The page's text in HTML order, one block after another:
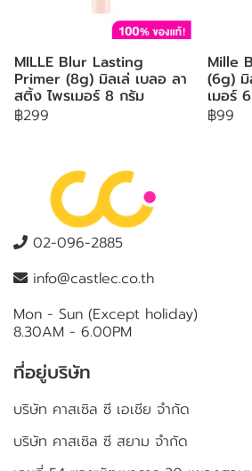
MILLE Blur Lasting
Primer (8g) มิลเล่ เบลอ ลา
สติ้ง ไพรเมอร์ 8 กรัม
฿299
Mille
(6g) มิ
เมอร์
฿99
02-096-2885
info@castlec.co.th
Mon - Sun (Except holiday)
8.30AM - 6.00PM
ที่อยู่บริษัท
บริษัท คาสเซิล ซี เอเชีย จำกัด
บริษัท คาสเซิล ซี สยาม จำกัด